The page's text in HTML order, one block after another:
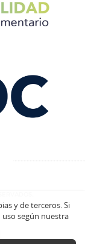
y de terceros. Si
según nuestra